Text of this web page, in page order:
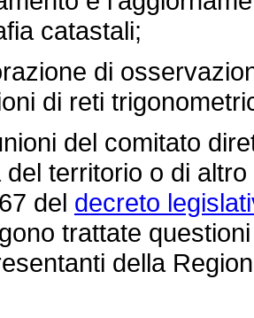
catastali;
di
di reti
del comitato
del territorio o di
del decreto
trattate
della